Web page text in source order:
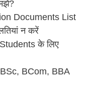
Documents List
न करें
के लिए
BCom, BBA